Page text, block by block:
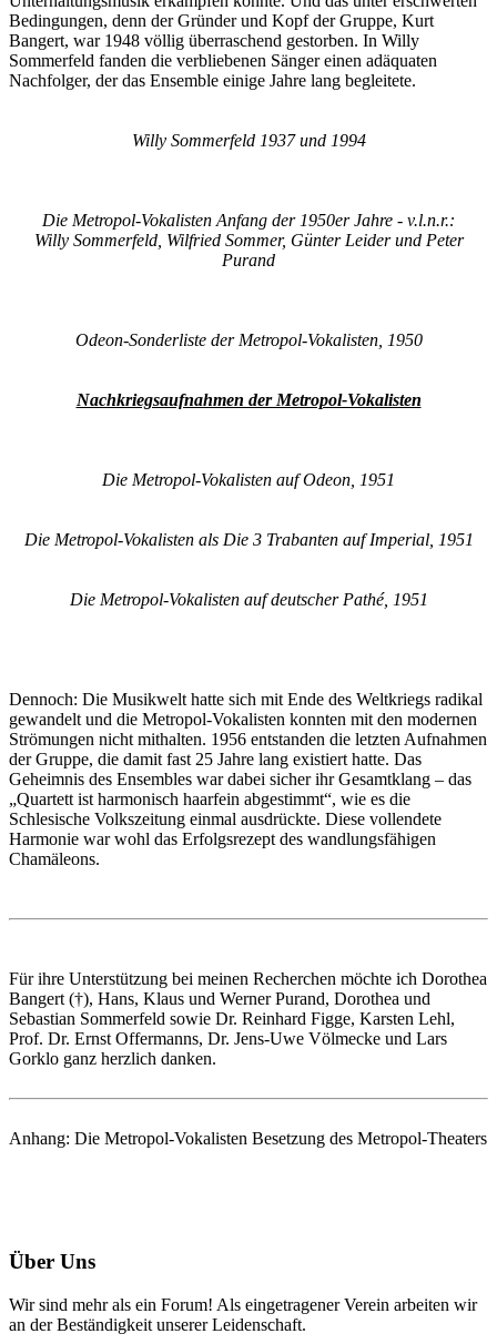
Bedingungen, denn der Gründer und Kopf der Gruppe, Kurt
Bangert, war 1948 völlig überraschend gestorben. In Willy
Sommerfeld fanden die verbliebenen Sänger einen adäquaten
Nachfolger, der das Ensemble einige Jahre lang begleitete.
Willy Sommerfeld 1937 und 1994
Die Metropol-Vokalisten Anfang der 1950er Jahre - v.l.n.r.:
Willy Sommerfeld, Wilfried Sommer, Günter Leider und Peter
Purand
Odeon-Sonderliste der Metropol-Vokalisten, 1950
Nachkriegsaufnahmen der Metropol-Vokalisten
Die Metropol-Vokalisten auf Odeon, 1951
Die Metropol-Vokalisten als Die 3 Trabanten auf Imperial, 1951
Die Metropol-Vokalisten auf deutscher Pathé, 1951
Dennoch: Die Musikwelt hatte sich mit Ende des Weltkriegs radikal
gewandelt und die Metropol-Vokalisten konnten mit den modernen
Strömungen nicht mithalten. 1956 entstanden die letzten Aufnahmen
der Gruppe, die damit fast 25 Jahre lang existiert hatte. Das
Geheimnis des Ensembles war dabei sicher ihr Gesamtklang – das
„Quartett ist harmonisch haarfein abgestimmt“, wie es die
Schlesische Volkszeitung einmal ausdrückte. Diese vollendete
Harmonie war wohl das Erfolgsrezept des wandlungsfähigen
Chamäleons.
Für ihre Unterstützung bei meinen Recherchen möchte ich Dorothea
Bangert (†), Hans, Klaus und Werner Purand, Dorothea und
Sebastian Sommerfeld sowie Dr. Reinhard Figge, Karsten Lehl,
Prof. Dr. Ernst Offermanns, Dr. Jens-Uwe Völmecke und Lars
Gorklo ganz herzlich danken.
Anhang: Die Metropol-Vokalisten Besetzung des Metropol-Theaters
Über Uns
Wir sind mehr als ein Forum! Als eingetragener Verein arbeiten wir
an der Beständigkeit unserer Leidenschaft.